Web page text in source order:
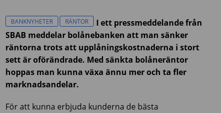
BANKNYHETER RÄNTOR
I ett pressmeddelande från
SBAB meddelar bolånebanken att man sänker
räntorna trots att upplåningskostnaderna i stort
sett är oförändrade. Med sänkta bolåneräntor
hoppas man kunna växa ännu mer och ta fler
marknadsandelar.
För att kunna erbjuda kunderna de bästa